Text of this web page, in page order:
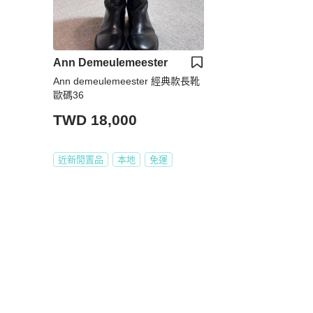
Ann Demeulemeester
Ann demeulemeester 經典款長靴
歐碼36
TWD 18,000
近新閒置品 本地 免運